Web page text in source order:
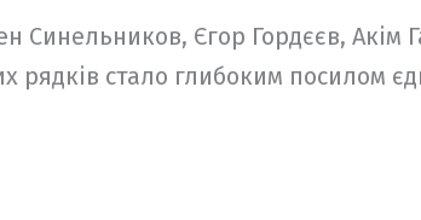
Синельников, Єгор Гордєєв, Акім
стало глибоким посилом